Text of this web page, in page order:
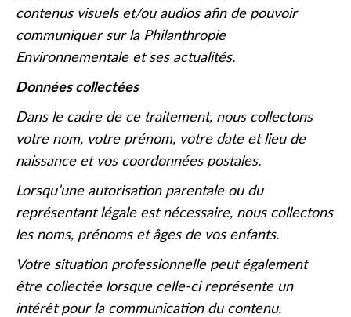
contenus visuels et/ou audios afin de pouvoir
communiquer sur la Philanthropie
Environnementale et ses actualités.
Données collectées
Dans le cadre de ce traitement, nous collectons
votre nom, votre prénom, votre date et lieu de
naissance et vos coordonnées postales.
Lorsqu’une autorisation parentale ou du
représentant légale est nécessaire, nous collectons
les noms, prénoms et âges de vos enfants.
Votre situation professionnelle peut également
être collectée lorsque celle-ci représente un
intérêt pour la communication du contenu.